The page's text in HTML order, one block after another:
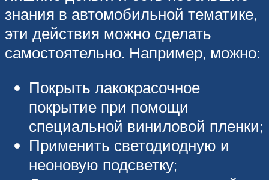
знания в автомобильной тематике,
эти действия можно сделать
самостоятельно. Например, можно:
Покрыть лакокрасочное
покрытие при помощи
специальной виниловой пленки;
Применить светодиодную и
неоновую подсветку;